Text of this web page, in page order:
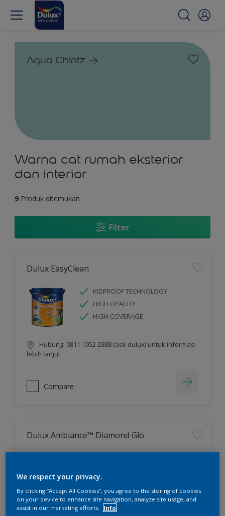
Aqua Chintz
Warna cat rumah eksterior
dan interior
9 Produk ditemukan
Filter
Dulux EasyClean
KIDPROOF TECHNOLOGY
HIGH OPACITY
HIGH COVERAGE
Hubungi 0811 1952 2888 (ask dulux) untuk informasi
lebih lanjut
Compare
Dulux Ambiance™ Diamond Glo
HIGH COVERAGE
Hubungi 0811 1952 2888 (ask dulux) untuk informasi
We respect your privacy.
By clicking “Accept All Cookies”, you agree to the storing of cookies
on your device to enhance site navigation, analyze site usage, and
assist in our marketing efforts.
Info